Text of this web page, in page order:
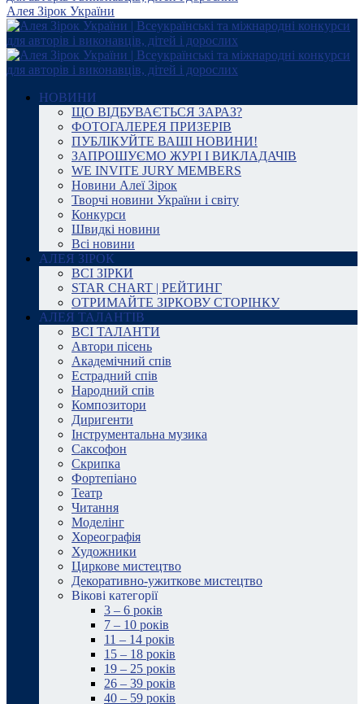
Алея Зірок України
НОВИНИ
ЩО ВІДБУВАЄТЬСЯ ЗАРАЗ?
ФОТОГАЛЕРЕЯ ПРИЗЕРІВ
ПУБЛІКУЙТЕ ВАШІ НОВИНИ!
ЗАПРОШУЄМО ЖУРІ І ВИКЛАДАЧІВ
WE INVITE JURY MEMBERS
Новини Алеї Зірок
Творчі новини України і світу
Конкурси
Швидкі новини
Всі новини
АЛЕЯ ЗІРОК
ВСІ ЗІРКИ
STAR CHART | РЕЙТИНГ
ОТРИМАЙТЕ ЗІРКОВУ СТОРІНКУ
АЛЕЯ ТАЛАНТІВ
ВСІ ТАЛАНТИ
Автори пісень
Академічний спів
Естрадний спів
Народний спів
Композитори
Диригенти
Інструментальна музика
Саксофон
Скрипка
Фортепіано
Театр
Читання
Моделінг
Хореографія
Художники
Циркове мистецтво
Декоративно-ужиткове мистецтво
Вікові категорії
3 – 6 років
7 – 10 років
11 – 14 років
15 – 18 років
19 – 25 років
26 – 39 років
40 – 59 років